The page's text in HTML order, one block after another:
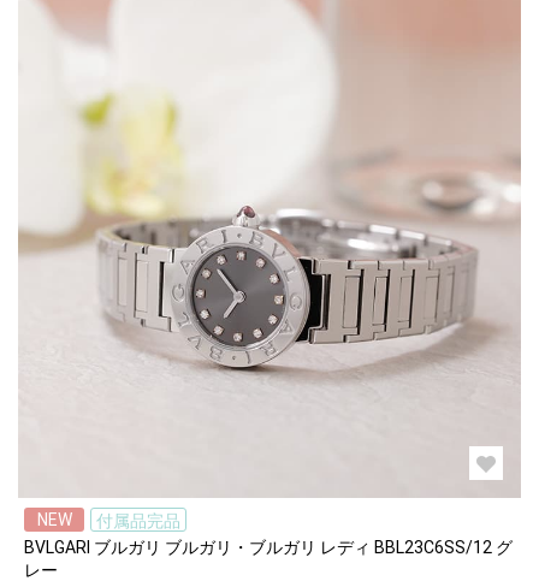
NEW
付属品完品
BVLGARI ブルガリ ブルガリ・ブルガリ レディ BBL23C6SS/12 グ
レー